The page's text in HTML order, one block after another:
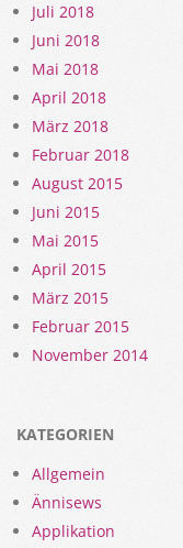
Juli 2018
Juni 2018
Mai 2018
April 2018
März 2018
Februar 2018
August 2015
Juni 2015
Mai 2015
April 2015
März 2015
Februar 2015
November 2014
KATEGORIEN
Allgemein
Ännisews
Applikation